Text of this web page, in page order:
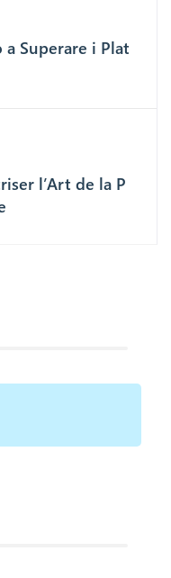
Superare i Plat
l’Art de la P